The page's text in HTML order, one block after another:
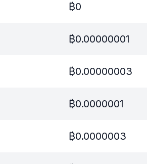
₿0
₿0.00000001
₿0.00000003
₿0.0000001
₿0.0000003